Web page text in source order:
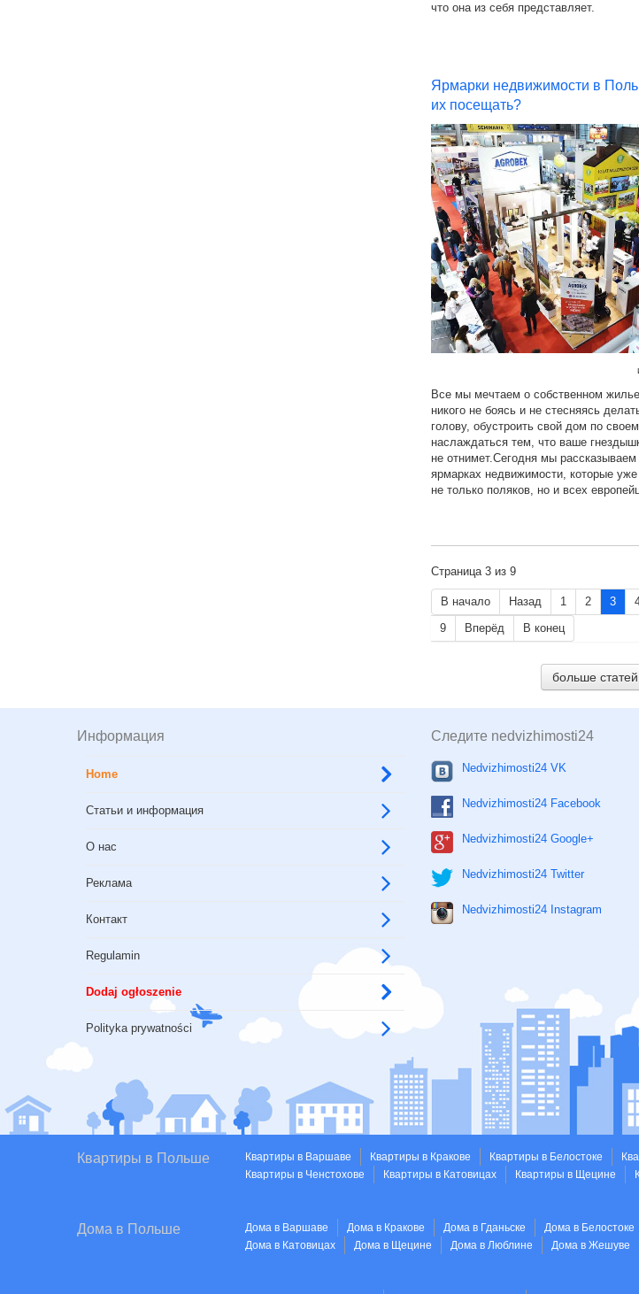
что она из себя представляет.
Ярмарки недвижимости в
их посещать?
Все мы мечтаем о собственном
никого не боясь и не стесняясь
голову, обустроить свой дом по
наслаждаться тем, что ваше
не отнимет.Сегодня мы
ярмарках недвижимости, которые
не только поляков, но и всех
Страница 3 из 9
В начало Назад 1 2 3
9
Вперёд В конец
больше статей
Информация
Home
Статьи и информация
О нас
Реклама
Контакт
Regulamin
Dodaj ogłoszenie
Polityka prywatności
Следите nedvizhimosti24
Nedvizhimosti24 VK
Nedvizhimosti24 Facebook
Nedvizhimosti24 Google+
Nedvizhimosti24 Twitter
Nedvizhimosti24 Instagram
Квартиры в Польше Квартиры в Варшаве Квартиры в Кракове Квартиры в Белостоке
Квартиры в Ченстохове
Квартиры в Катовицах Квартиры в Щецине
Дома в Польше Дома в Варшаве Дома в Кракове Дома в Гданьске Дома в Белостоке
Дома в Катовицах
Дома в Щецине Дома в Люблине Дома в Жешуве